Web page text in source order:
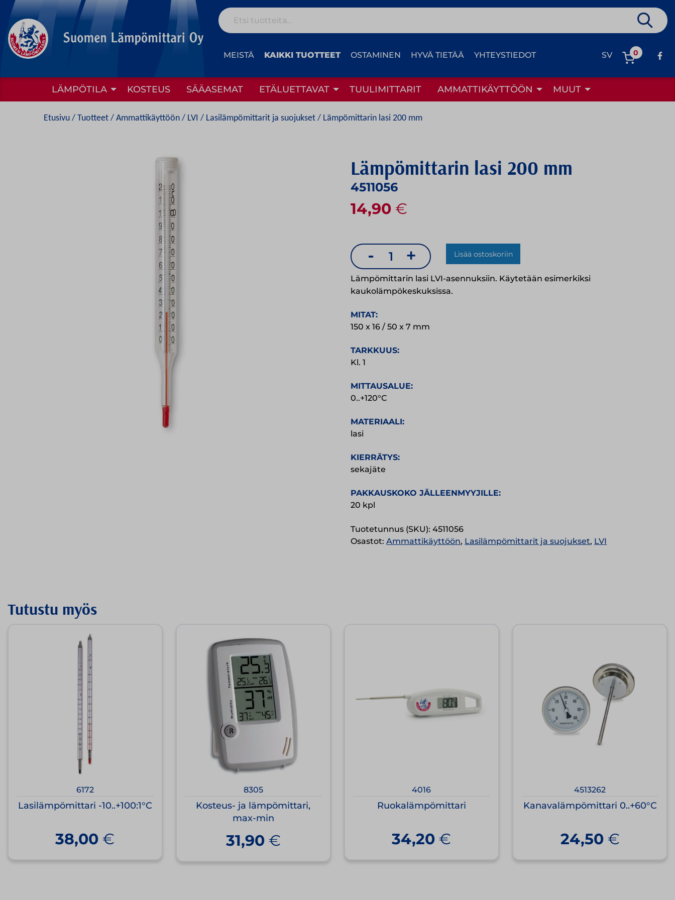
content
Etsi:
MEISTÄ KAIKKI TUOTTEET OSTAMINEN HYVÄ TIETÄÄ YHTEYSTIEDOT SV 0
LÄMPÖTILA KOSTEUS SÄÄASEMAT ETÄLUETTAVAT TUULIMITTARIT AMMATTIKÄYTTÖÖN MUUT
Etusivu / Tuotteet / Ammattikäyttöön / LVI / Lasilämpömittarit ja suojukset / Lämpömittarin lasi 200 mm
Lämpömittarin lasi 200 mm
4511056
14,90 €
-
Lämpömittarin
lasi
200
+ Lisää ostoskoriin
Lämpömittarin lasi LVI-asennuksiin. Käytetään esimerkiksi
kaukolämpökeskuksissa.
MITAT:
150 x 16 / 50 x 7 mm
TARKKUUS:
Kl. 1
MITTAUSALUE:
0..+120°C
MATERIAALI:
lasi
KIERRÄTYS:
sekajäte
PAKKAUSKOKO JÄLLEENMYYJILLE:
20 kpl
Tuotetunnus (SKU):4511056
Osastot:Ammattikäyttöön, Lasilämpömittarit ja suojukset, LVI
Tutustu myös
6172
Lasilämpömittari -10..+100:1°C
38,00 €
8305
Kosteus- ja lämpömittari,
max-min
31,90 €
4016
Ruokalämpömittari
34,20 €
4513262
Kanavalämpömittari 0..+60°C
24,50 €